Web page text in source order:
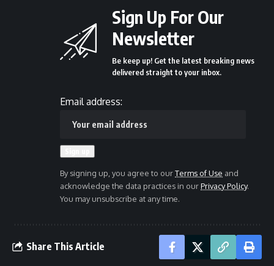
Sign Up For Our
Newsletter
Be keep up! Get the latest breaking news
delivered straight to your inbox.
Email address:
By signing up, you agree to ourTerms of Use and
acknowledge the data practices in ourPrivacy Policy.
You may unsubscribe at any time.
Share This Article